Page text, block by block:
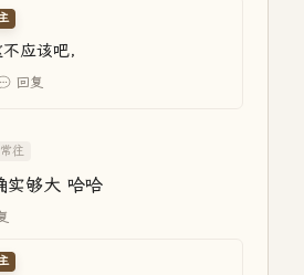
应该吧，
回复
往
实够大 哈哈